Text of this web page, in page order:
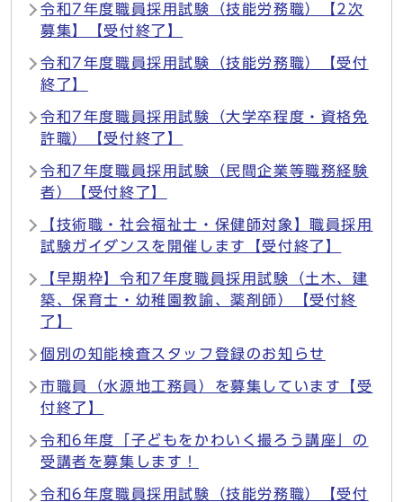
令和7年度職員採用試験（技能労務職）【2次
募集】【受付終了】
令和7年度職員採用試験（技能労務職）【受付
終了】
令和7年度職員採用試験（大学卒程度・資格免
許職）【受付終了】
令和7年度職員採用試験（民間企業等職務経験
者）【受付終了】
【技術職・社会福祉士・保健師対象】職員採用
試験ガイダンスを開催します【受付終了】
【早期枠】令和7年度職員採用試験（土木、建
築、保育士・幼稚園教諭、薬剤師）【受付終
了】
個別の知能検査スタッフ登録のお知らせ
市職員（水源地工務員）を募集しています【受
付終了】
令和6年度「子どもをかわいく撮ろう講座」の
受講者を募集します！
令和6年度職員採用試験（技能労務職）【受付